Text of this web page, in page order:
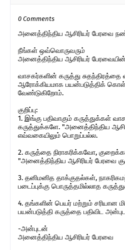
0 Comments
அனைத்திந்திய ஆசிரியர் பேரவை
நீங்கள் ஒவ்வொருவரும்
அனைத்திந்திய ஆசிரியர்
வாசகர்களின் கருத்து சுதந்திரத்தை
ஆரோக்கியமாக பயன்படுத்திக்
வேண்டுகிறோம்.
குறிப்பு:
1. இங்கு பதிவாகும் கருத்துக்கள்
கருத்துக்களே. "அனைத்திந்திய
எவ்வகையிலும் பொறுப்பல்ல.
2. கருத்தை நிராகரிக்கவோ,
"அனைத்திந்திய ஆசிரியர் பேரவை
3. தனிமனித தாக்குதல்கள்,
படைப்புக்கு பொருத்தமில்லாத
4. தங்களின் பெயர் மற்றும் சரியான
பயன்படுத்தி கருத்தை பதிவிட
-அன்புடன்
அனைத்திந்திய ஆசிரியர் பேரவை